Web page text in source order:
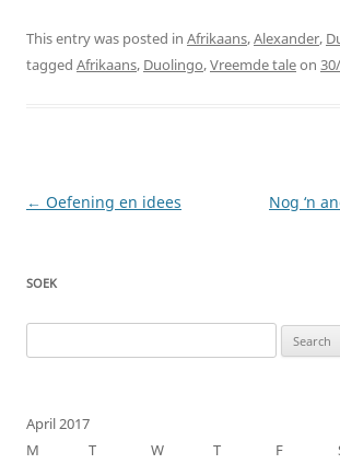
This entry was posted in Afrikaans,Alexander,
tagged Afrikaans, Duolingo,Vreemde taleon
Post
← Oefening en idees Nog ‘n
SOEK
for:
April 2017
M
T W T F